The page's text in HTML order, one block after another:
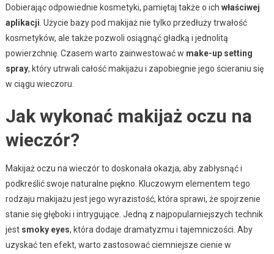
Dobierając odpowiednie kosmetyki, pamiętaj także o ich właściwej
aplikacji . Użycie bazy pod makijaż nie tylko przedłuży trwałość
kosmetyków, ale także pozwoli osiągnąć gładką i jednolitą
powierzchnię. Czasem warto zainwestować w make-up setting
spray, który utrwali całość makijażu i zapobiegnie jego ścieraniu się
w ciągu wieczoru.
Jak wykonać makijaż oczu na
wieczór?
Makijaż oczu na wieczór to doskonała okazja, aby zabłysnąć i
podkreślić swoje naturalne piękno. Kluczowym elementem tego
rodzaju makijażu jest jego wyrazistość, która sprawi, że spojrzenie
stanie się głęboki i intrygujące. Jedną z najpopularniejszych technik
jest smoky eyes, która dodaje dramatyzmu i tajemniczości. Aby
uzyskać ten efekt, warto zastosować ciemniejsze cienie w